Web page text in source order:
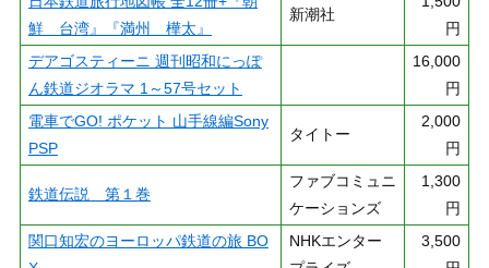
鮮 台湾』『満州 樺太』
新潮社
円
デアゴスティーニ 週刊昭和にっぽ
ん鉄道ジオラマ 1～57号セット
16,000
円
電車でGO! ポケット 山手線編Sony
PSP
タイトー
2,000
円
鉄道伝説 第１巻
ファブコミュニ
ケーションズ
1,300
円
関口知宏のヨーロッパ鉄道の旅 BO
NHKエンター
3,500